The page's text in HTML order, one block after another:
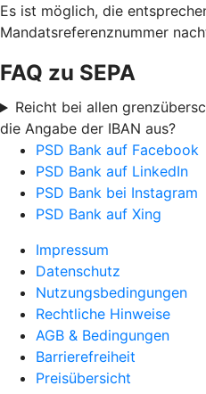
Es ist möglich, die
Mandatsreferenznummer
FAQ zu SEPA
Reicht bei allen
die Angabe der IBAN aus?
PSD Bank auf Facebook
PSD Bank auf LinkedIn
PSD Bank bei Instagram
PSD Bank auf Xing
Impressum
Datenschutz
Nutzungsbedingungen
Rechtliche Hinweise
AGB & Bedingungen
Barrierefreiheit
Preisübersicht